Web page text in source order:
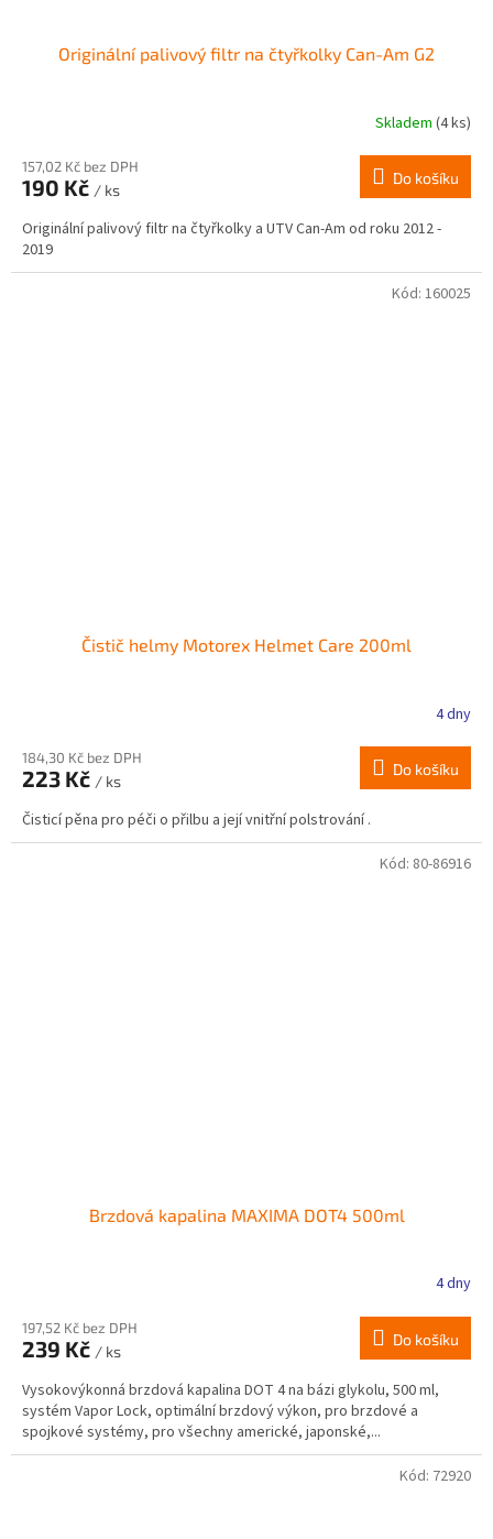
Originální palivový filtr na čtyřkolky Can-Am G2
produktu
je
z
5
hvězdiček.
Skladem(4 ks)
157,02 Kč bez DPH
190 Kč / ks
Do košíku
Originální palivový filtr na čtyřkolky a UTV Can-Am od roku 2012 -
2019
Čistič helmy Motorex Helmet Care 200ml
4 dny
184,30 Kč bez DPH
223 Kč / ks
Do košíku
Čisticí pěna pro péči o přilbu a její vnitřní polstrování .
Kód: 160025
Brzdová kapalina MAXIMA DOT4 500ml
4 dny
197,52 Kč bez DPH
239 Kč / ks
Do košíku
Vysokovýkonná brzdová kapalina DOT 4 na bázi glykolu, 500 ml,
systém Vapor Lock, optimální brzdový výkon, pro brzdové a
spojkové systémy, pro všechny americké, japonské,...
Kód: 80-86916
Kód: 72920